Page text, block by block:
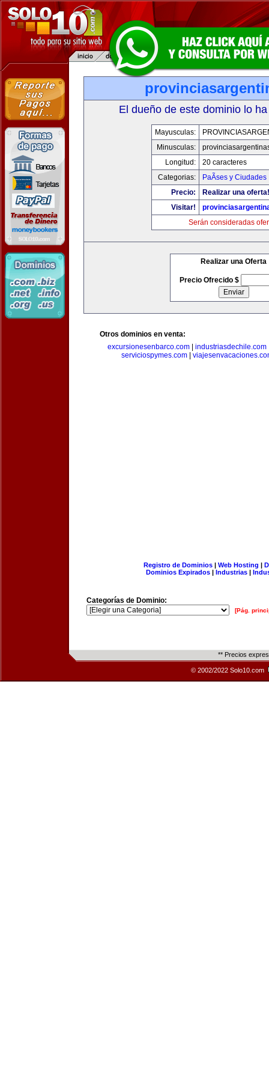
El dueño de este dominio lo
Mayusculas:
Minusculas:
Longitud:
20 caracteres
Categorias:
PaÃ­ses y Ciudades
Precio:
Realizar una oferta!
Visitar!
Serán consideradas
Realizar una Oferta
Precio Ofrecido $
Otros dominios en venta:
excursionesenbarco.com
industriasdechile.com
serviciospymes.com
Registro de Dominios| Web Hosting |
Dominios Expirados | Industrias |
Categorías de Dominio:
[Pág.
** Precios
© 2002/2022 Solo10.com